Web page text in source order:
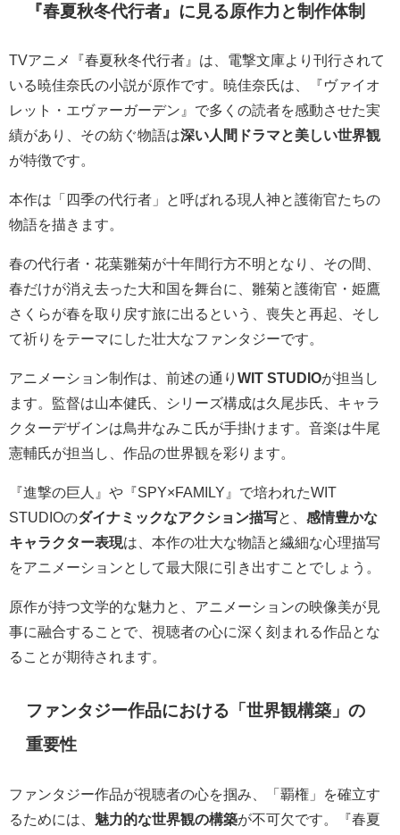
『春夏秋冬代行者』に見る原作力と制作体制
TVアニメ『春夏秋冬代行者』は、電撃文庫より刊行されて
いる暁佳奈氏の小説が原作です。暁佳奈氏は、『ヴァイオ
レット・エヴァーガーデン』で多くの読者を感動させた実
績があり、その紡ぐ物語は深い人間ドラマと美しい世界観
が特徴です。
本作は「四季の代行者」と呼ばれる現人神と護衛官たちの
物語を描きます。
春の代行者・花葉雛菊が十年間行方不明となり、その間、
春だけが消え去った大和国を舞台に、雛菊と護衛官・姫鷹
さくらが春を取り戻す旅に出るという、喪失と再起、そし
て祈りをテーマにした壮大なファンタジーです。
アニメーション制作は、前述の通り WIT STUDIOが担当し
ます。監督は山本健氏、シリーズ構成は久尾歩氏、キャラ
クターデザインは鳥井なみこ氏が手掛けます。音楽は牛尾
憲輔氏が担当し、作品の世界観を彩ります。
『進撃の巨人』や『SPY×FAMILY』で培われたWIT
STUDIOのダイナミックなアクション描写と、 感情豊かな
キャラクター表現は、本作の壮大な物語と繊細な心理描写
をアニメーションとして最大限に引き出すことでしょう。
原作が持つ文学的な魅力と、アニメーションの映像美が見
事に融合することで、視聴者の心に深く刻まれる作品とな
ることが期待されます。
ファンタジー作品における「世界観構築」の
重要性
ファンタジー作品が視聴者の心を掴み、「覇権」を確立す
るためには、 魅力的な世界観の構築が不可欠です。『春夏